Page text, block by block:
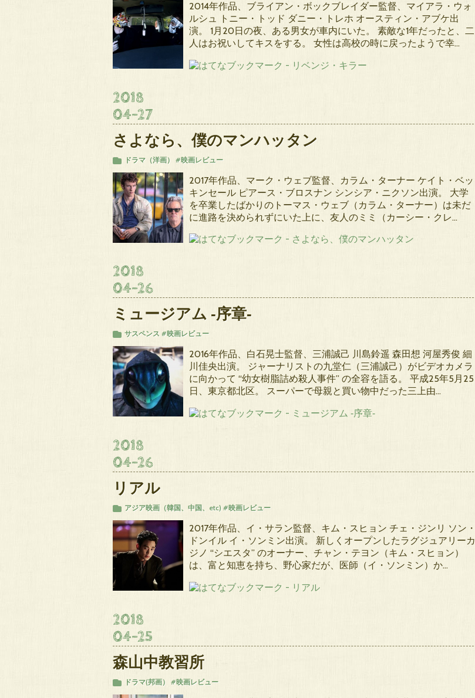
2014年作品、ブライアン・ボックブレイダー監督、マイアラ・ウォ
ルシュ トニー・トッド ダニー・トレホ オースティン・アブケ出
演。 1月20日の夜、ある男女が車内にいた。 素敵な1年だったと、二
人はお祝いしてキスをする。 女性は高校の時に戻ったようで幸…
2018
04-27
さよなら、僕のマンハッタン
ドラマ（洋画） #映画レビュー
2017年作品、マーク・ウェブ監督、カラム・ターナー ケイト・ベッ
キンセール ピアース・ブロスナン シンシア・ニクソン出演。 大学
を卒業したばかりのトーマス・ウェブ（カラム・ターナー）は未だ
に進路を決められずにいた上に、友人のミミ（カーシー・クレ…
2018
04-26
ミュージアム ‐序章‐
サスペンス #映画レビュー
2016年作品、白石晃士監督、三浦誠己 川島鈴遥 森田想 河屋秀俊 細
川佳央出演。 ジャーナリストの九堂仁（三浦誠己）がビデオカメラ
に向かって “幼女樹脂詰め殺人事件” の全容を語る。 平成25年5月25
日、東京都北区。 スーパーで母親と買い物中だった三上由…
2018
04-26
リアル
アジア映画（韓国、中国、etc) #映画レビュー
2017年作品、イ・サラン監督、キム・スヒョン チェ・ジンリ ソン・
ドンイル イ・ソンミン出演。 新しくオープンしたラグジュアリーカ
ジノ “シエスタ” のオーナー、チャン・テヨン（キム・スヒョン）
は、富と知恵を持ち、野心家だが、医師（イ・ソンミン）か…
2018
04-25
森山中教習所
ドラマ(邦画） #映画レビュー